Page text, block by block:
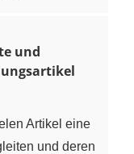
und
Artikel eine
und deren